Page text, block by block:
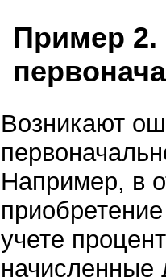
Пример
Возникают
Например, в
учете
начисленные